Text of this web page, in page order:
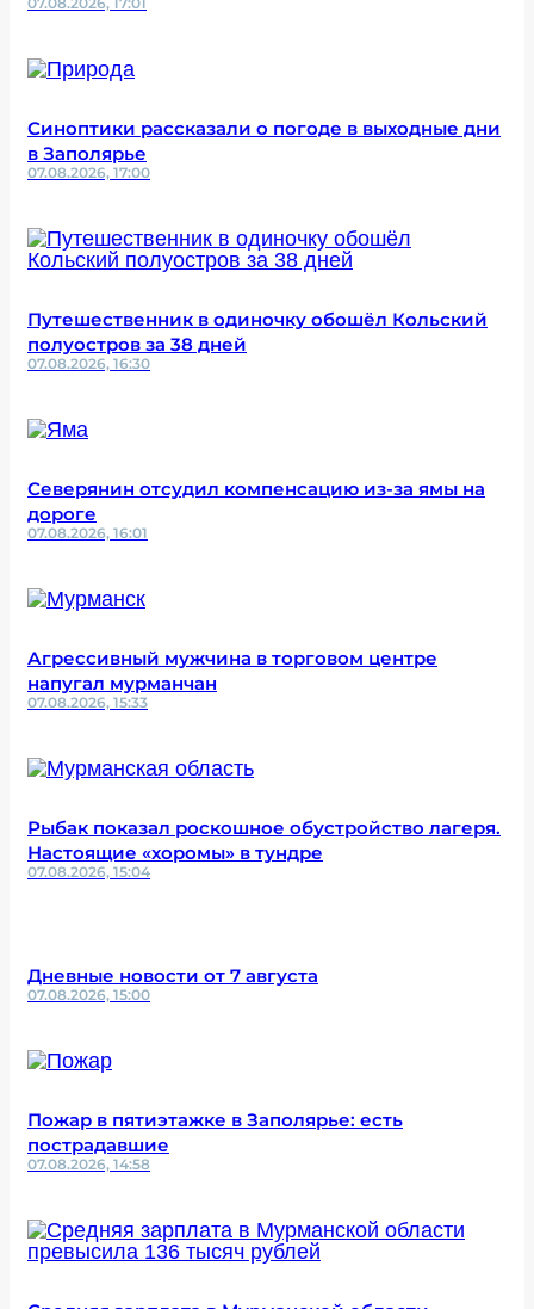
Синоптики рассказали о погоде в выходные дни
в Заполярье
07.08.2026, 17:00
Путешественник в одиночку обошёл Кольский
полуостров за 38 дней
07.08.2026, 16:30
Северянин отсудил компенсацию из-за ямы на
дороге
07.08.2026, 16:01
Агрессивный мужчина в торговом центре
напугал мурманчан
07.08.2026, 15:33
Рыбак показал роскошное обустройство лагеря.
Настоящие «хоромы» в тундре
07.08.2026, 15:04
Дневные новости от 7 августа
07.08.2026, 15:00
Пожар в пятиэтажке в Заполярье: есть
пострадавшие
07.08.2026, 14:58